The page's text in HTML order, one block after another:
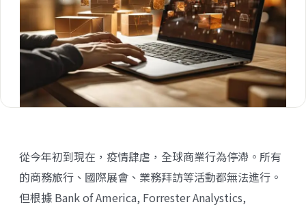
從今年初到現在，疫情肆虐，全球商業行為停滯。所有
的商務旅行、國際展會、業務拜訪等活動都無法進行。
但根據 Bank of America, Forrester Analystics,